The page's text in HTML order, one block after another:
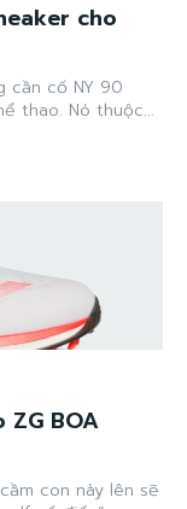
cho
cần cố NY 90
thao. Nó thuộc...
BOA
con này lên sẽ